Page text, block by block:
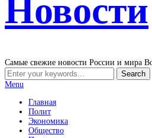
Новости
Самые свежие новости России и мира
Menu
Главная
Полит
Экономика
Общество